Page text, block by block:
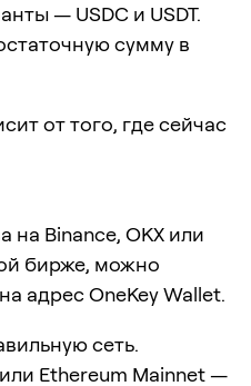
— USDC и USDT.
сумму в
от того, где сейчас
на Binance, OKX или
бирже, можно
адрес OneKey Wallet.
сеть.
Ethereum Mainnet —